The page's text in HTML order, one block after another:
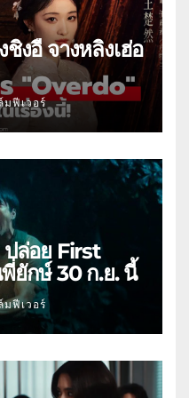
งอี้ จางหลิงเฮ่อ
มฟีเวอร์
ปล่อย First
ยักษ์ 30 ก.ย. นี้
มฟีเวอร์